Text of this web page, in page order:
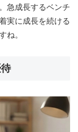
急成長するベンチ
実に成長を続ける
ね。